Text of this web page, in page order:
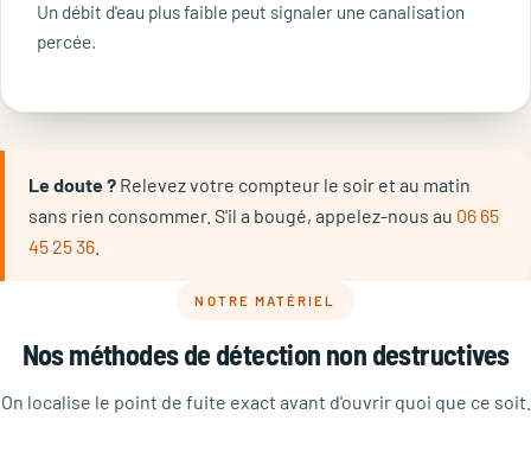
Un débit d'eau plus faible peut signaler une canalisation
percée.
Le doute ? Relevez votre compteur le soir et au matin
sans rien consommer. S'il a bougé, appelez-nous au 06 65
45 25 36
NOTRE MATÉRIEL
Nos méthodes de détection non destructives
On localise le point de fuite exact avant d'ouvrir quoi que ce soit.